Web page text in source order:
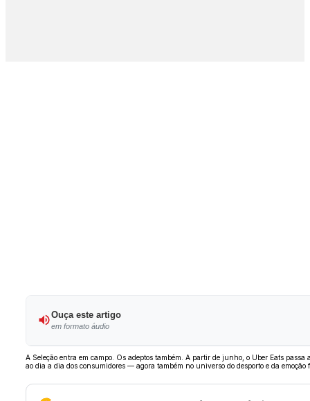
Ouça este artigo
em formato áudio
A Seleção entra em campo. Os adeptos também. A partir de junho, o Uber Eats
ao dia a dia dos consumidores — agora também no universo do desporto e da emoção